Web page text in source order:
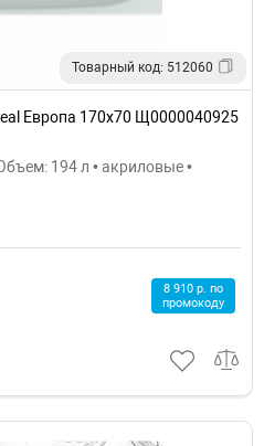
Товарный код: 512060
Европа 170x70 Щ0000040925
194 л • акриловые •
8 910 р. по
промокоду